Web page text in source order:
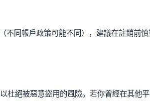
不同帳戶政策可能不同），建議在註銷前慎
杜絕被惡意盜用的風險。若你曾經在其他